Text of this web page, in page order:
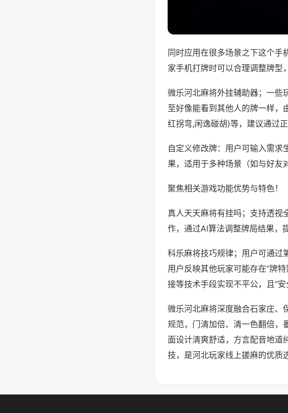
同时应用在很多场景之下这个手
家手机打牌时可以合理调整牌型
微乐河北麻将外挂辅助器；一些
至好像能看到其他人的牌一样，
红拐弯,闲逸碰胡)等，建议通过
自定义修改牌：用户可输入需求
果，适用于多种场景（如与好友
聚焦相关游戏功能优势与特色！
真人天天麻将有挂吗；支持透视
作，通过AI算法调整牌局结果，
科乐麻将技巧规律；用户可通过
用户反映其他玩家可能存在“牌
接等技术手段实现不平公，且“安
微乐河北麻将深度融合石家庄、
规范，门清加倍、清一色翻倍，
面设计清爽舒适，方言配音地道
技，是河北玩家线上搓麻的优质